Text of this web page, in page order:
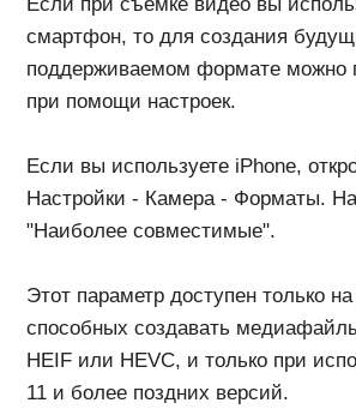
Этот параметр доступен только на устройствах,
способных создавать медиафайлы в формате
HEIF или HEVC, и только при использовании iOS
то запустите камеру. Переключитесь в режим
Нажмите на значок настроек. В пункте "Съемка
ПОХОЖИЕ СТАТЬИ